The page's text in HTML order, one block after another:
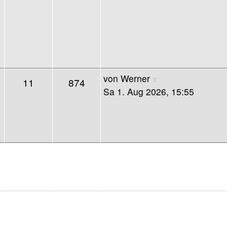
11 874 von Werner
Sa 1. Aug 2026, 15:55